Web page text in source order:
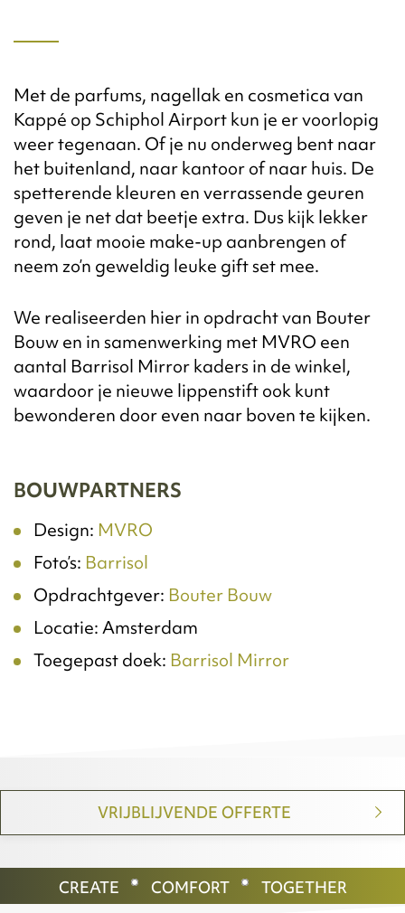
Met de parfums, nagellak en cosmetica van
Kappé op Schiphol Airport kun je er voorlopig
weer tegenaan. Of je nu onderweg bent naar
het buitenland, naar kantoor of naar huis. De
spetterende kleuren en verrassende geuren
geven je net dat beetje extra. Dus kijk lekker
rond, laat mooie make-up aanbrengen of
neem zo’n geweldig leuke gift set mee.
We realiseerden hier in opdracht van Bouter
Bouw en in samenwerking met MVRO een
aantal Barrisol Mirror kaders in de winkel,
waardoor je nieuwe lippenstift ook kunt
bewonderen door even naar boven te kijken.
BOUWPARTNERS
Design: MVRO
Foto’s: Barrisol
Opdrachtgever: Bouter Bouw
Locatie: Amsterdam
Toegepast doek: Barrisol Mirror
VRIJBLIJVENDE OFFERTE
CREATE COMFORT TOGETHER